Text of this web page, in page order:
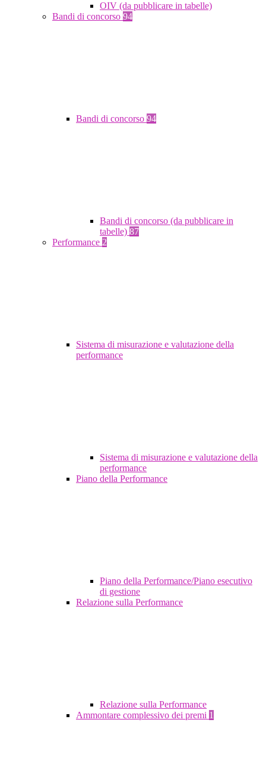
OIV (da pubblicare in tabelle)
Bandi di concorso 94
Bandi di concorso 94
Bandi di concorso (da pubblicare in
tabelle) 87
Performance 2
Sistema di misurazione e valutazione della
performance
Sistema di misurazione e valutazione della
performance
Piano della Performance
Piano della Performance/Piano esecutivo
di gestione
Relazione sulla Performance
Relazione sulla Performance
Ammontare complessivo dei premi 1